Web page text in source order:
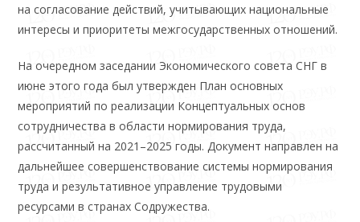
на согласование действий, учитывающих национальные
интересы и приоритеты межгосударственных отношений.
На очередном заседании Экономического совета СНГ в
июне этого года был утвержден План основных
мероприятий по реализации Концептуальных основ
сотрудничества в области нормирования труда,
рассчитанный на 2021–2025 годы. Документ направлен на
дальнейшее совершенствование системы нормирования
труда и результативное управление трудовыми
ресурсами в странах Содружества.